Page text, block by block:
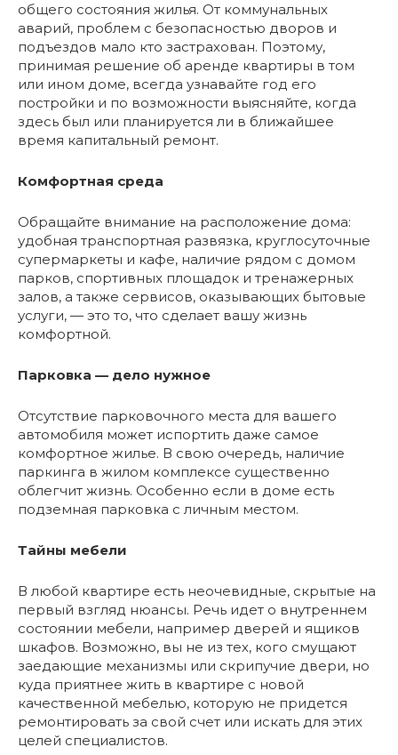
общего состояния жилья. От коммунальных
аварий, проблем с безопасностью дворов и
подъездов мало кто застрахован. Поэтому,
принимая решение об аренде квартиры в том
или ином доме, всегда узнавайте год его
постройки и по возможности выясняйте, когда
здесь был или планируется ли в ближайшее
время капитальный ремонт.
Комфортная среда
Обращайте внимание на расположение дома:
удобная транспортная развязка, круглосуточные
супермаркеты и кафе, наличие рядом с домом
парков, спортивных площадок и тренажерных
залов, а также сервисов, оказывающих бытовые
услуги, — это то, что сделает вашу жизнь
комфортной.
Парковка — дело нужное
Отсутствие парковочного места для вашего
автомобиля может испортить даже самое
комфортное жилье. В свою очередь, наличие
паркинга в жилом комплексе существенно
облегчит жизнь. Особенно если в доме есть
подземная парковка с личным местом.
Тайны мебели
В любой квартире есть неочевидные, скрытые на
первый взгляд нюансы. Речь идет о внутреннем
состоянии мебели, например дверей и ящиков
шкафов. Возможно, вы не из тех, кого смущают
заедающие механизмы или скрипучие двери, но
куда приятнее жить в квартире с новой
качественной мебелью, которую не придется
ремонтировать за свой счет или искать для этих
целей специалистов.